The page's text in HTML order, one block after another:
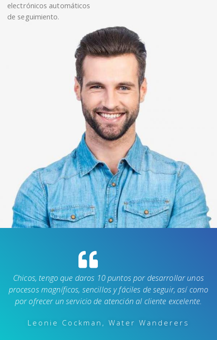
electrónicos automáticos
de seguimiento.
Chicos, tengo que daros 10 puntos por desarrollar unos
procesos magníficos, sencillos y fáciles de seguir, así como
por ofrecer un servicio de atención al cliente excelente.
Leonie Cockman, Water Wanderers